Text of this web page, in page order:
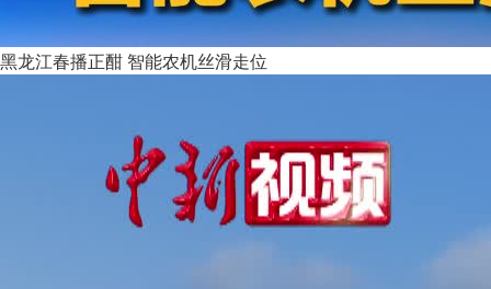
黑龙江春播正酣 智能农机丝滑走位